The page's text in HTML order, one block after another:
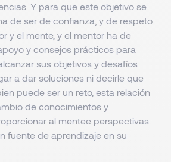
Y para que este objetivo se
de ser de confianza, y de respeto
y el mente, y el mentor ha de
y consejos prácticos para
sus objetivos y desafíos
a dar soluciones ni decirle que
puede ser un reto, esta relación
de conocimientos y
al mentee perspectivas
fuente de aprendizaje en su